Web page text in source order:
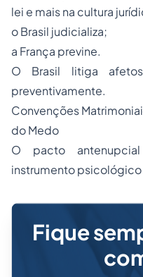
lei e mais na cultura
o Brasil judicializa;
a França previne.
O Brasil litiga
preventivamente.
Convenções
do Medo
O pacto antenupcial
instrumento psicológico
Fique